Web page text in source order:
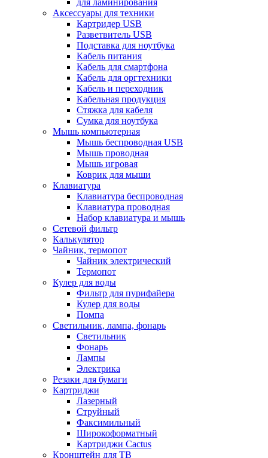
для ламинирования
Аксессуары для техники
Картридер USB
Разветвитель USB
Подставка для ноутбука
Кабель питания
Кабель для смартфона
Кабель для оргтехники
Кабель и переходник
Кабельная продукция
Стяжка для кабеля
Сумка для ноутбука
Мышь компьютерная
Мышь беспроводная USB
Мышь проводная
Мышь игровая
Коврик для мыши
Клавиатура
Клавиатура беспроводная
Клавиатура проводная
Набор клавиатура и мышь
Сетевой фильтр
Калькулятор
Чайник, термопот
Чайник электрический
Термопот
Кулер для воды
Фильтр для пурифайера
Кулер для воды
Помпа
Светильник, лампа, фонарь
Светильник
Фонарь
Лампы
Электрика
Резаки для бумаги
Картриджи
Лазерный
Струйный
Факсимильный
Широкоформатный
Картриджи Cactus
Кронштейн для ТВ